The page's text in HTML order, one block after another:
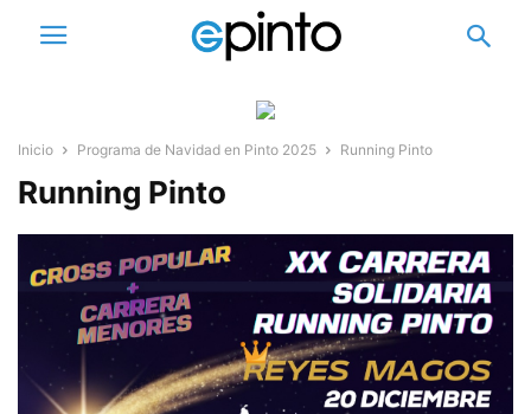
Inicio Programa de Navidad en Pinto 2025 Running Pinto
Running Pinto